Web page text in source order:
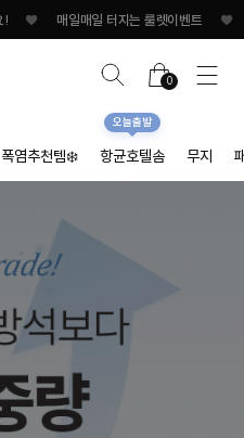
매일매일 터지는 룰렛이벤트 ♥ 지금
0
폭염추천템❄️ 항균호텔솜
오늘출발
무지